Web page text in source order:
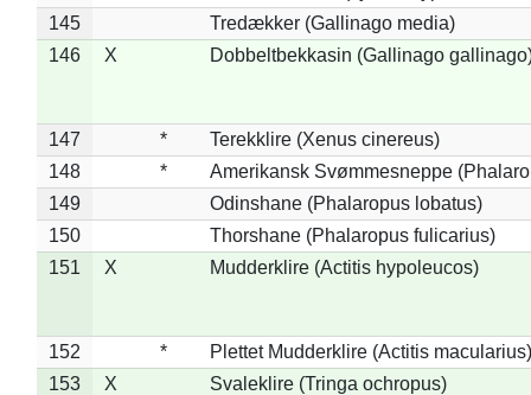
145
Tredækker (Gallinago media)
146
X Dobbeltbekkasin (Gallinago
147 *
Terekklire (Xenus cinereus)
148
*
Amerikansk Svømmesneppe
149
Odinshane (Phalaropus lobatus)
150
Thorshane (Phalaropus fulicarius)
151
X Mudderklire (Actitis hypoleucos)
152 *
Plettet Mudderklire (Actitis macularius)
153
X Svaleklire (Tringa ochropus)